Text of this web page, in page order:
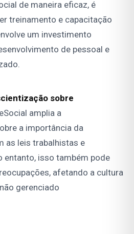
de maneira eficaz, é
treinamento e capacitação
um investimento
de pessoal e
sobre
amplia a
a importância da
as leis trabalhistas e
entanto, isso também pode
afetando a cultura
gerenciado